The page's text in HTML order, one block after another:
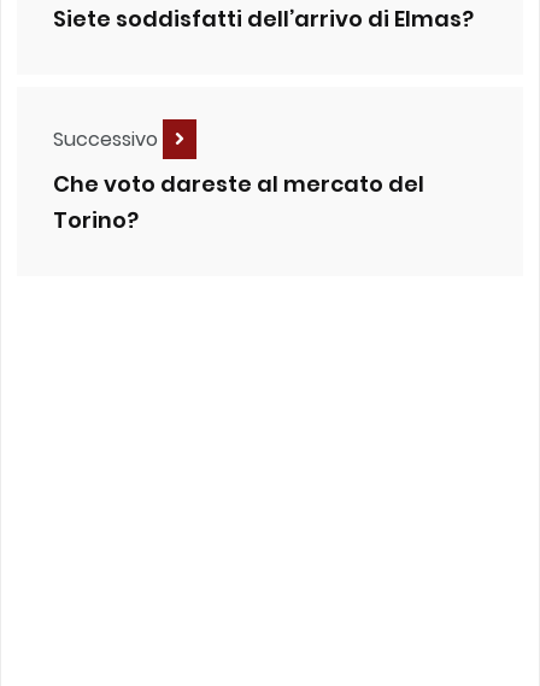
Siete soddisfatti dell’arrivo di Elmas?
Successivo
Che voto dareste al mercato del
Torino?